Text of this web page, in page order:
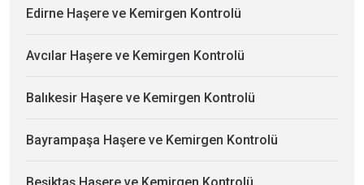
Edirne Haşere ve Kemirgen Kontrolü
Avcılar Haşere ve Kemirgen Kontrolü
Balıkesir Haşere ve Kemirgen Kontrolü
Bayrampaşa Haşere ve Kemirgen Kontrolü